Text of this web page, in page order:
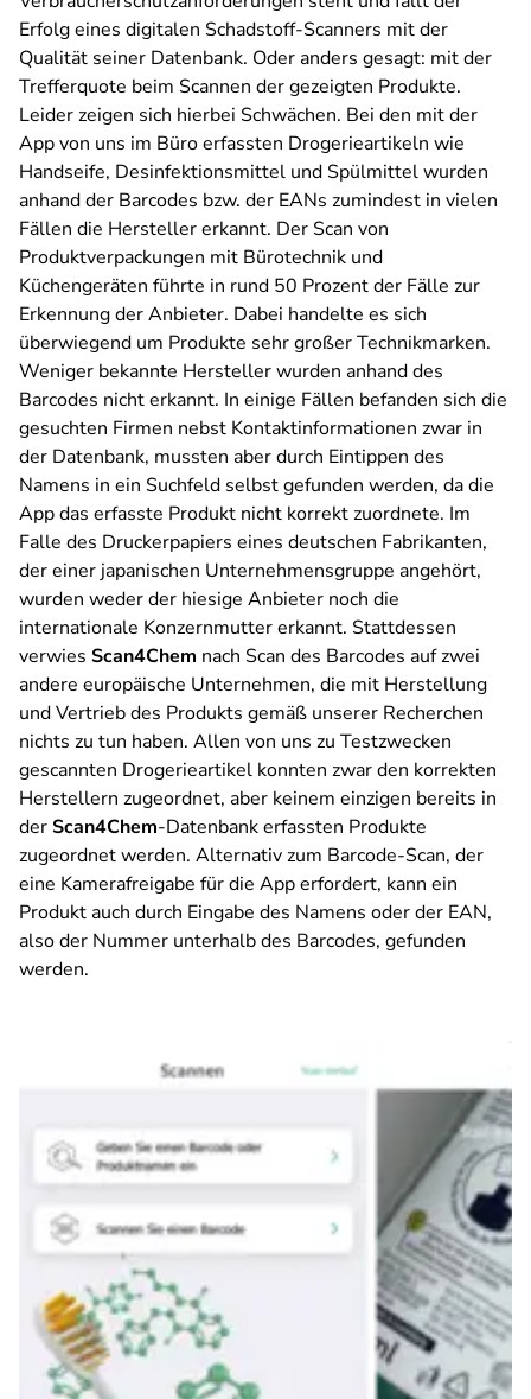
Erfolg eines digitalen Schadstoff-Scanners mit der
Qualität seiner Datenbank. Oder anders gesagt: mit der
Trefferquote beim Scannen der gezeigten Produkte.
Leider zeigen sich hierbei Schwächen. Bei den mit der
App von uns im Büro erfassten Drogerieartikeln wie
Handseife, Desinfektionsmittel und Spülmittel wurden
anhand der Barcodes bzw. der EANs zumindest in vielen
Fällen die Hersteller erkannt. Der Scan von
Produktverpackungen mit Bürotechnik und
Küchengeräten führte in rund 50 Prozent der Fälle zur
Erkennung der Anbieter. Dabei handelte es sich
überwiegend um Produkte sehr großer Technikmarken.
Weniger bekannte Hersteller wurden anhand des
Barcodes nicht erkannt. In einige Fällen befanden sich die
gesuchten Firmen nebst Kontaktinformationen zwar in
der Datenbank, mussten aber durch Eintippen des
Namens in ein Suchfeld selbst gefunden werden, da die
App das erfasste Produkt nicht korrekt zuordnete. Im
Falle des Druckerpapiers eines deutschen Fabrikanten,
der einer japanischen Unternehmensgruppe angehört,
wurden weder der hiesige Anbieter noch die
internationale Konzernmutter erkannt. Stattdessen
verwies Scan4Chem nach Scan des Barcodes auf zwei
andere europäische Unternehmen, die mit Herstellung
und Vertrieb des Produkts gemäß unserer Recherchen
nichts zu tun haben. Allen von uns zu Testzwecken
gescannten Drogerieartikel konnten zwar den korrekten
Herstellern zugeordnet, aber keinem einzigen bereits in
derScan4Chem-Datenbank erfassten Produkte
zugeordnet werden. Alternativ zum Barcode-Scan, der
eine Kamerafreigabe für die App erfordert, kann ein
Produkt auch durch Eingabe des Namens oder der EAN,
also der Nummer unterhalb des Barcodes, gefunden
werden.